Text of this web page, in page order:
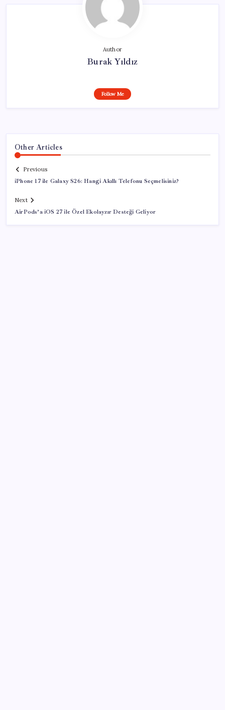
Author
Burak Yıldız
Follow Me
Other Articles
Previous
iPhone 17 ile Galaxy S26: Hangi Akıllı Telefonu Seçmelisiniz?
Next
AirPods’a iOS 27 ile Özel Ekolayzır Desteği Geliyor